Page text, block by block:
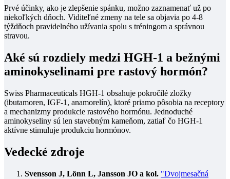
Prvé účinky, ako je zlepšenie spánku, možno zaznamenať už po
niekoľkých dňoch. Viditeľné zmeny na tele sa objavia po 4-8
týždňoch pravidelného užívania spolu s tréningom a správnou
stravou.
Aké sú rozdiely medzi HGH-1 a bežnými
aminokyselinami pre rastový hormón?
Swiss Pharmaceuticals HGH-1 obsahuje pokročilé zložky
(ibutamoren, IGF-1, anamorelín), ktoré priamo pôsobia na receptory
a mechanizmy produkcie rastového hormónu. Jednoduché
aminokyseliny sú len stavebným kameňom, zatiaľ čo HGH-1
aktívne stimuluje produkciu hormónov.
Vedecké zdroje
Svensson J, Lönn L, Jansson JO a kol. "Dvojmesačná